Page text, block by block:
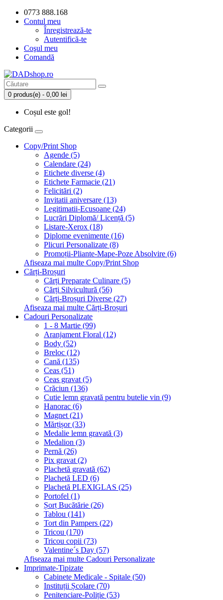
0773 888.168
Contul meu
Înregistrează-te
Autentifică-te
Coşul meu
Comandă
0 produs(e) - 0,00 lei
Coșul este gol!
Categorii
Copy/Print Shop
Agende (5)
Calendare (24)
Etichete diverse (4)
Etichete Farmacie (21)
Felicitări (2)
Invitatii aniversare (13)
Legitimatii-Ecusoane (24)
Lucrări Diplomă/ Licență (5)
Listare-Xerox (18)
Diplome evenimente (16)
Plicuri Personalizate (8)
Promoții-Pliante-Mape-Poze Absolvire (6)
Afiseaza mai multe Copy/Print Shop
Cărți-Broșuri
Cărți Preparate Culinare (5)
Cărți Silvicultură (56)
Cărți-Broșuri Diverse (27)
Afiseaza mai multe Cărți-Broșuri
Cadouri Personalizate
1 - 8 Martie (99)
Aranjament Floral (12)
Body (52)
Breloc (12)
Cană (135)
Ceas (51)
Ceas gravat (5)
Crăciun (136)
Cutie lemn gravată pentru butelie vin (9)
Hanorac (6)
Magnet (21)
Mărțișor (33)
Medalie lemn gravată (3)
Medalion (3)
Pernă (26)
Pix gravat (2)
Plachetă gravată (62)
Plachetă LED (6)
Plachetă PLEXIGLAS (25)
Portofel (1)
Șorț Bucătărie (26)
Tablou (141)
Tort din Pampers (22)
Tricou (170)
Tricou copii (73)
Valentine´s Day (57)
Afiseaza mai multe Cadouri Personalizate
Imprimate-Tipizate
Cabinete Medicale - Spitale (50)
Instituții Școlare (70)
Penitenciare-Poliție (53)